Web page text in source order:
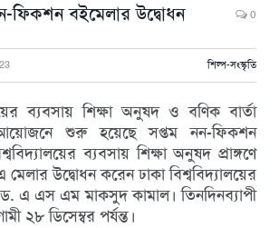
ফিকশন বইমেলার উদ্বোধন 0
শিল্প-সংস্কৃতি
ব্যবসায় শিক্ষা অনুষদ ও বণিক বার্তা
শুরু হয়েছে সপ্তম নন-ফিকশন
ব্যবসায় শিক্ষা অনুষদ প্রাঙ্গণে
উদ্বোধন করেন ঢাকা বিশ্ববিদ্যালয়ের
ড. এ এস এম মাকসুদ কামাল। তিনদিনব্যাপী
২৮ ডিসেম্বর পর্যন্ত।